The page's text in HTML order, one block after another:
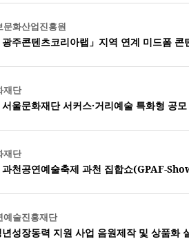
문화산업진흥원
광주콘텐츠코리아랩」지역 연계 미드폼
재단
울문화재단 서커스·거리예술 특화형 공모
재단
천공연예술축제 과천 집합쇼(GPAF-
예술진흥재단
성장동력 지원 사업 음원제작 및 상품화